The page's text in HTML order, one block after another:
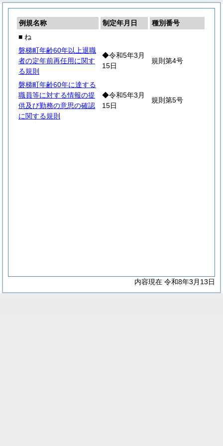
例規名称 制定年月日
種別番号
■ ね
磐梯町年齢60年以上退職
者の定年前再任用に関す
る規則
◆令和5年3月
15日
規則第4号
磐梯町年齢60年に達する
職員等に対する情報の提
供及び勤務の意思の確認
に関する規則
◆令和5年3月
15日
規則第5号
内容現在 令和8年3月13日